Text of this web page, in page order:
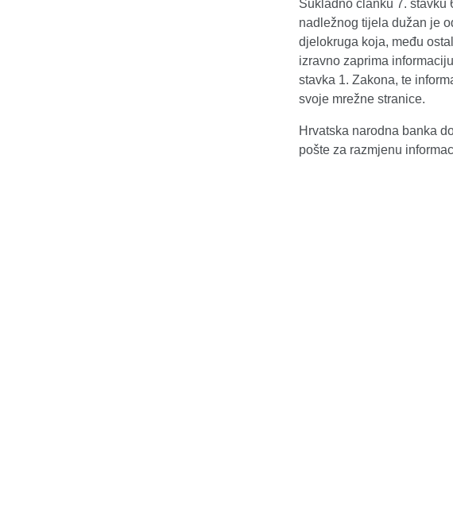
Sukladno članku 7. stavku
nadležnog tijela dužan je
djelokruga koja, među
izravno zaprima
stavka 1. Zakona, te
svoje mrežne stranice.
Hrvatska narodna banka
pošte za razmjenu